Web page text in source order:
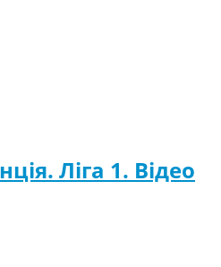
Ліга 1. Відео